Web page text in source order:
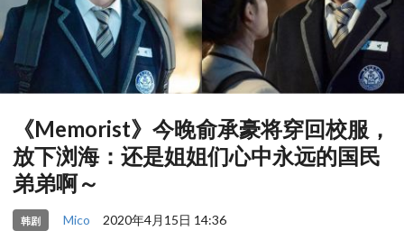
《Memorist》今晚俞承豪将穿回校服，
放下浏海：还是姐姐们心中永远的国民
弟弟啊～
韩剧 Mico 2020年4月15日 14:36